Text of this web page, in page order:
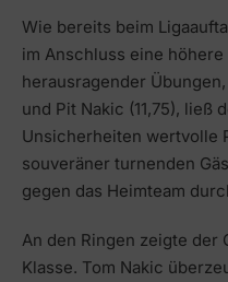
Wie bereits beim
im Anschluss eine
herausragender
und Pit Nakic (11,75), ließ
Unsicherheiten wertvolle
souveräner turnenden
gegen das Heimteam
An den Ringen zeigte der
Klasse. Tom Nakic